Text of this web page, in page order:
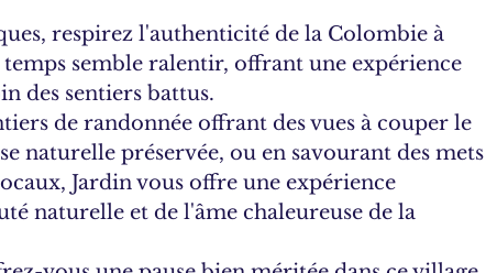
respirez l'authenticité de la Colombie à
semble ralentir, offrant une expérience
des sentiers battus.
de randonnée offrant des vues à couper le
naturelle préservée, ou en savourant des mets
Jardin vous offre une expérience
naturelle et de l'âme chaleureuse de la